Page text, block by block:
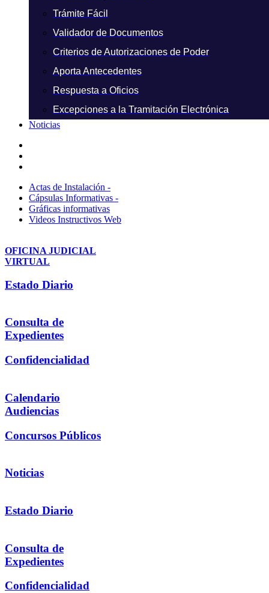
Trámite Fácil
Validador de Documentos
Criterios de Autorizaciones de Poder
Aporta Antecedentes
Respuesta a Oficios
Excepciones a la Tramitación Electrónica
Noticias
Actas de Instalación -
Cápsulas Informativas -
Gráficas informativas
Videos Instructivos Web
OFICINA JUDICIAL
VIRTUAL
Estado Diario
Consulta de
Expedientes
Confidencialidad
Calendario
Audiencias
Concursos Públicos
Noticias
Estado Diario
Consulta de
Expedientes
Confidencialidad